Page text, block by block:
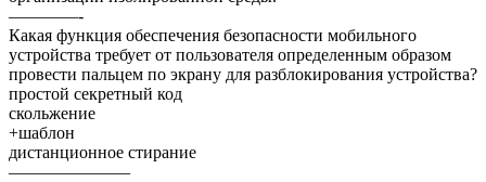
————-
Какая функция обеспечения безопасности мобильного
устройства требует от пользователя определенным образом
провести пальцем по экрану для разблокирования устройства?
простой секретный код
скольжение
+шаблон
дистанционное стирание
———————